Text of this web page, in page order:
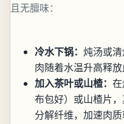
且无膻味：
冷水下锅： 炖汤或
肉随着水温升高释放
加入茶叶或山楂：
布包好）或山楂片
分解纤维，加速肉质